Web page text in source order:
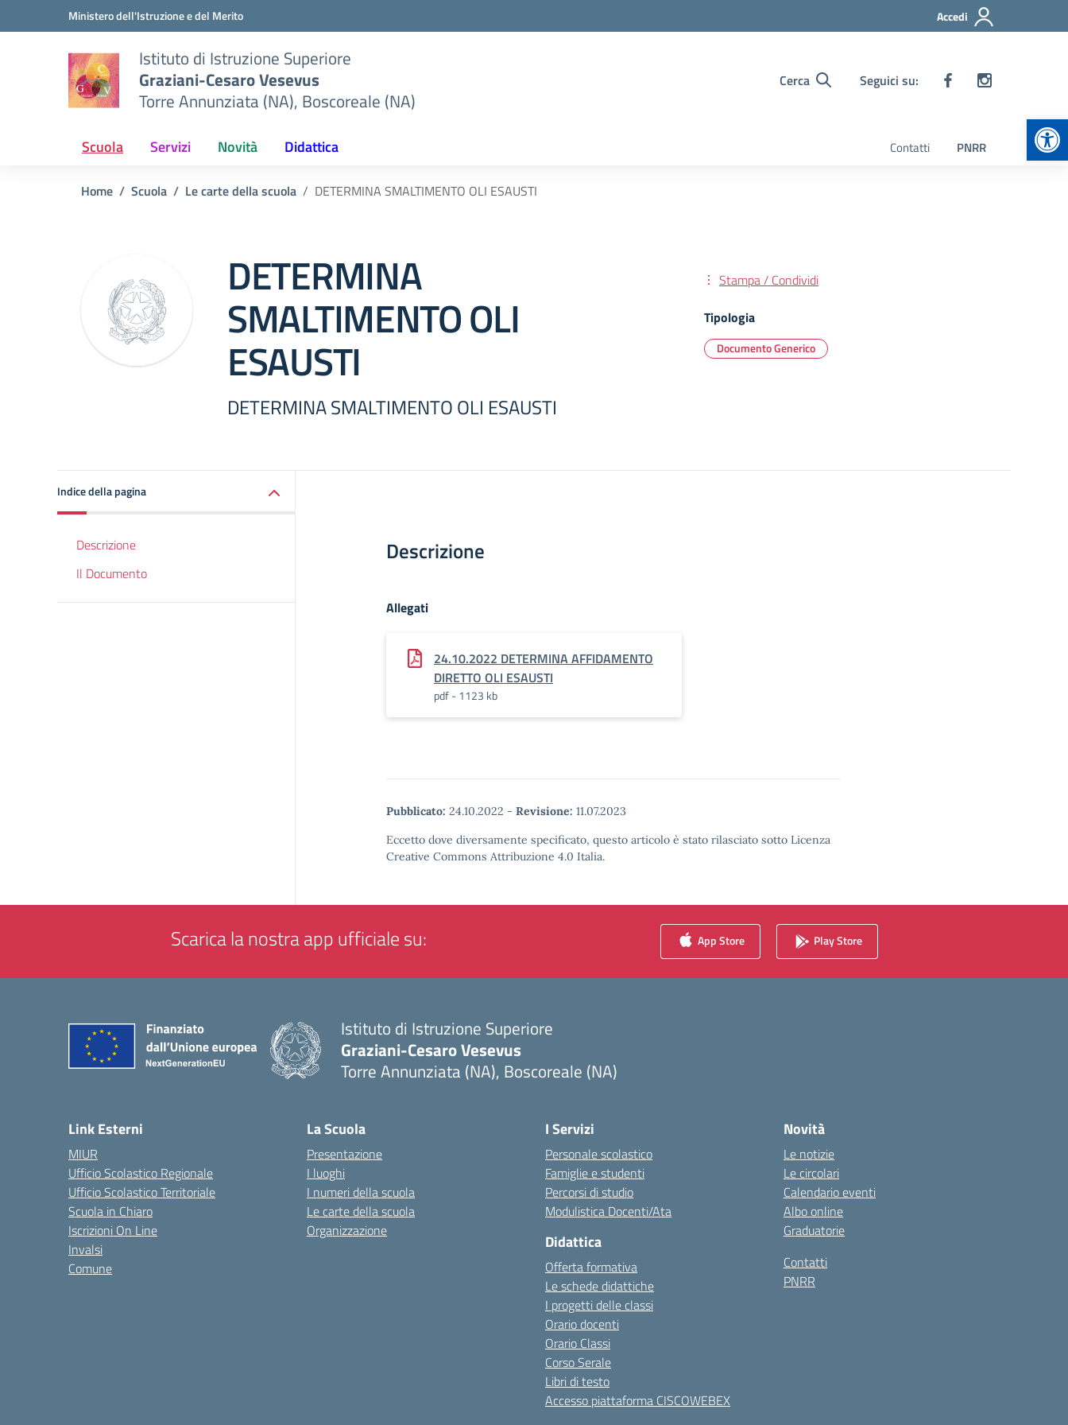
Vai ai contenuti
Vai al menu di navigazioneMinistero dell'Istruzione e del Merito Accedi
Istituto di Istruzione Superiore
Graziani-Cesaro Vesevus
Torre Annunziata (NA), Boscoreale (NA)
Cerca Seguici su:
Scuola Servizi Novità Didattica Contatti PNRR
Home Scuola Le carte della scuola DETERMINA SMALTIMENTO OLI ESAUSTI
DETERMINA
SMALTIMENTO OLI
ESAUSTI
DETERMINA SMALTIMENTO OLI ESAUSTI
Stampa / Condividi
Tipologia
Documento Generico
Indice della pagina
Descrizione
Il Documento
Descrizione
Allegati
24.10.2022 DETERMINA AFFIDAMENTO
DIRETTO OLI ESAUSTI
pdf - 1123 kb
Pubblicato: 24.10.2022 - Revisione: 11.07.2023
Eccetto dove diversamente specificato, questo articolo è stato rilasciato sotto Licenza
Creative Commons Attribuzione 4.0 Italia.
Scarica la nostra app ufficiale su: App Store Play Store
Istituto di Istruzione Superiore
Graziani-Cesaro Vesevus
Torre Annunziata (NA), Boscoreale (NA)
Link Esterni
MIUR
Ufficio Scolastico Regionale
Ufficio Scolastico Territoriale
Scuola in Chiaro
Iscrizioni On Line
Invalsi
Comune
La Scuola
Presentazione
I luoghi
I numeri della scuola
Le carte della scuola
Organizzazione
I Servizi
Personale scolastico
Famiglie e studenti
Percorsi di studio
Modulistica Docenti/Ata
Didattica
Offerta formativa
Le schede didattiche
I progetti delle classi
Orario docenti
Orario Classi
Corso Serale
Libri di testo
Accesso piattaforma CISCOWEBEX
Novità
Le notizie
Le circolari
Calendario eventi
Albo online
Graduatorie
Contatti
PNRR